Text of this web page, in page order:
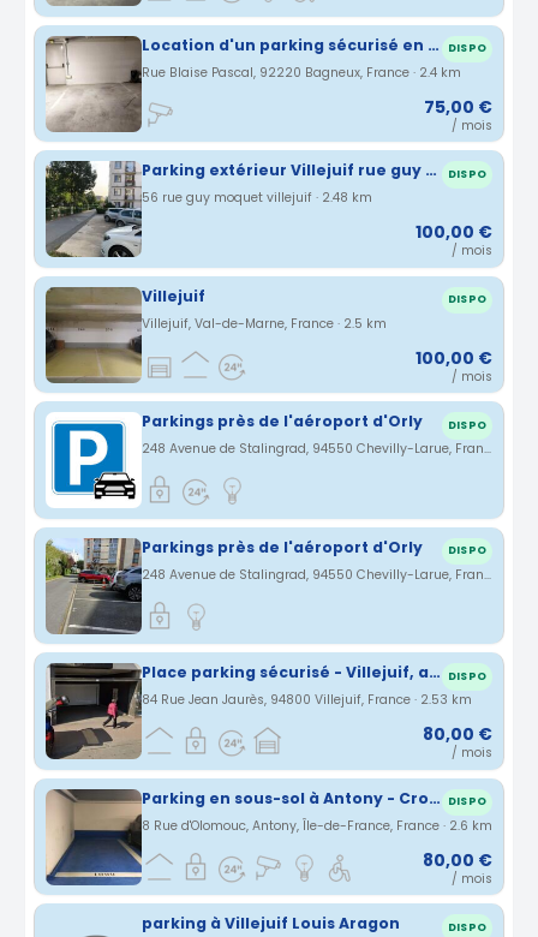
Location d'un parking sécurisé en s/s sol DISPO
Rue Blaise Pascal, 92220 Bagneux, France · 2.4 km
75,00 €
/ mois
Parking extérieur Villejuif rue guy moquet (94) DISPO
56 rue guy moquet villejuif · 2.48 km
100,00 €
/ mois
Villejuif DISPO
Villejuif, Val-de-Marne, France · 2.5 km
100,00 €
/ mois
Parkings près de l'aéroport d'Orly DISPO
248 Avenue de Stalingrad, 94550 Chevilly-Larue, France · 2.51 km
Parkings près de l'aéroport d'Orly DISPO
248 Avenue de Stalingrad, 94550 Chevilly-Larue, France · 2.51 km
Place parking sécurisé - Villejuif, arrêt métro : entre Louis Aragon et Paul vaillant couturier DISPO
84 Rue Jean Jaurès, 94800 Villejuif, France · 2.53 km
80,00 €
/ mois
Parking en sous-sol à Antony - Croix de Berny DISPO
8 Rue d'Olomouc, Antony, Île-de-France, France · 2.6 km
80,00 €
/ mois
parking à Villejuif Louis Aragon DISPO